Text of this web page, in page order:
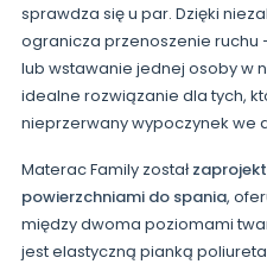
sprawdza się u par. Dzięki
ogranicza przenoszenie ruchu
lub wstawanie jednej osoby w
idealne rozwiązanie dla tych,
nieprzerwany wypoczynek we
Materac Family został
powierzchniami do spania,
między dwoma poziomami
jest elastyczną pianką